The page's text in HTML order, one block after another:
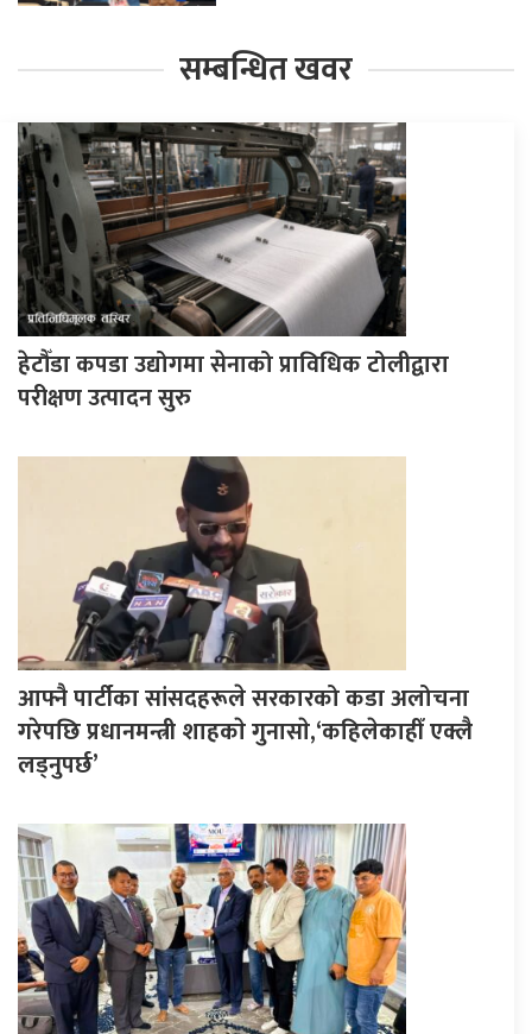
सम्बन्धित खवर
हेटौँडा कपडा उद्योगमा सेनाको प्राविधिक टोलीद्वारा
परीक्षण उत्पादन सुरु
आफ्नै पार्टीका सांसदहरूले सरकारको कडा अलोचना
गरेपछि प्रधानमन्त्री शाहकाे गुनासाे,‘कहिलेकाहीँ एक्लै
लड्नुपर्छ’